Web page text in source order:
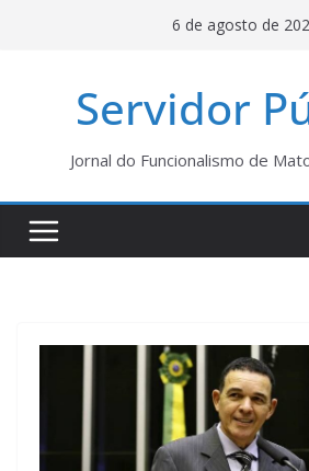
6 de agosto de
Servidor
Jornal do Funcionalismo de